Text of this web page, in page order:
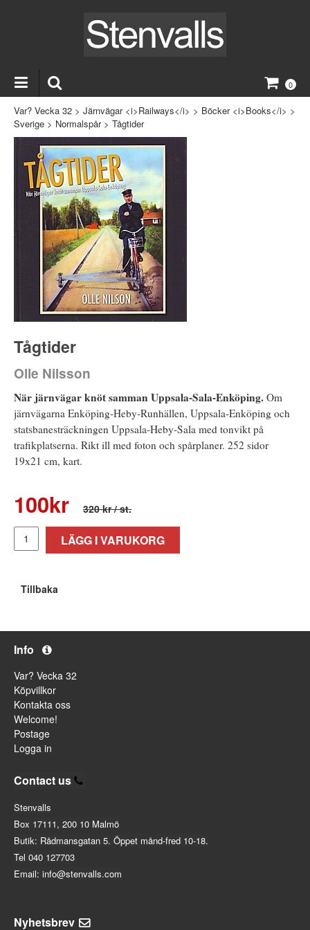
0
Var? Vecka 32 > Järnvägar <i>Railways</i> > Böcker <i>Books</i> >
Sverige > Normalspår> Tågtider
Tågtider
Olle Nilsson
När järnvägar knöt samman Uppsala-Sala-Enköping. Om
järnvägarna Enköping-Heby-Runhällen, Uppsala-Enköping och
statsbanesträckningen Uppsala-Heby-Sala med tonvikt på
trafikplatserna. Rikt ill med foton och spårplaner. 252 sidor
19x21 cm, kart.
100kr 320 kr/ st.
LÄGG I VARUKORG
Tillbaka
Info
Var? Vecka 32
Köpvillkor
Kontakta oss
Welcome!
Postage
Logga in
Contact us
Stenvalls
Box 17111, 200 10 Malmö
Butik: Rådmansgatan 5. Öppet månd-fred 10-18.
Tel 040 127703
Email: info@stenvalls.com
Nyhetsbrev